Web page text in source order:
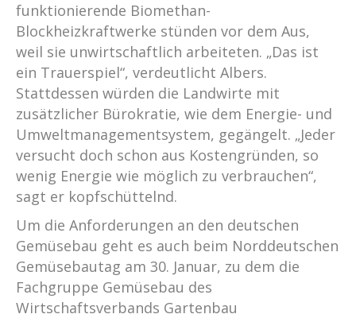
funktionierende Biomethan-
Blockheizkraftwerke stünden vor dem Aus,
weil sie unwirtschaftlich arbeiteten. „Das ist
ein Trauerspiel“, verdeutlicht Albers.
Stattdessen würden die Landwirte mit
zusätzlicher Bürokratie, wie dem Energie- und
Umweltmanagementsystem, gegängelt. „Jeder
versucht doch schon aus Kostengründen, so
wenig Energie wie möglich zu verbrauchen“,
sagt er kopfschüttelnd.
Um die Anforderungen an den deutschen
Gemüsebau geht es auch beim Norddeutschen
Gemüsebautag am 30. Januar, zu dem die
Fachgruppe Gemüsebau des
Wirtschaftsverbands Gartenbau